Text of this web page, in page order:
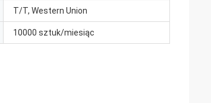
T/T, Western Union
10000 sztuk/miesiąc